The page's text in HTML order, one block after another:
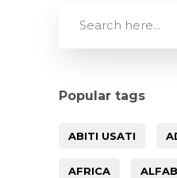
Popular tags
ABITI USATI
AFRICA